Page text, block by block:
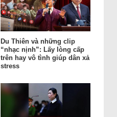
Du Thiên và những clip
“nhạc nịnh”: Lấy lòng cấp
trên hay vô tình giúp dân xả
stress